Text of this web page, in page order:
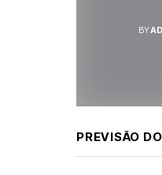
BY
PREVISÃO